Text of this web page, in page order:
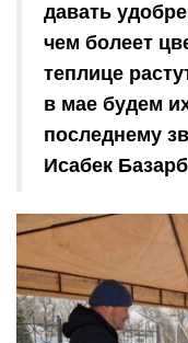
давать
чем болеет
теплице
в мае будем
последнему
Исабек